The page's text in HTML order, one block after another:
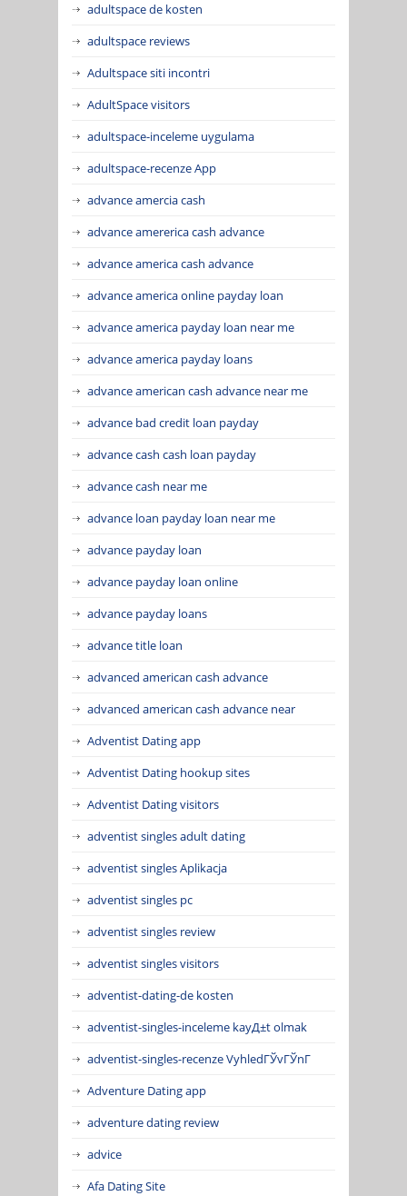
adultspace de kosten
adultspace reviews
Adultspace siti incontri
AdultSpace visitors
adultspace-inceleme uygulama
adultspace-recenze App
advance amercia cash
advance amererica cash advance
advance america cash advance
advance america online payday loan
advance america payday loan near me
advance america payday loans
advance american cash advance near me
advance bad credit loan payday
advance cash cash loan payday
advance cash near me
advance loan payday loan near me
advance payday loan
advance payday loan online
advance payday loans
advance title loan
advanced american cash advance
advanced american cash advance near
Adventist Dating app
Adventist Dating hookup sites
Adventist Dating visitors
adventist singles adult dating
adventist singles Aplikacja
adventist singles pc
adventist singles review
adventist singles visitors
adventist-dating-de kosten
adventist-singles-inceleme kayД±t olmak
adventist-singles-recenze VyhledГЎvГЎnГ­
Adventure Dating app
adventure dating review
advice
Afa Dating Site